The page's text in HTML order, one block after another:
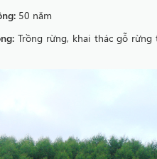
50 năm
Trồng rừng, khai thác gỗ rừng